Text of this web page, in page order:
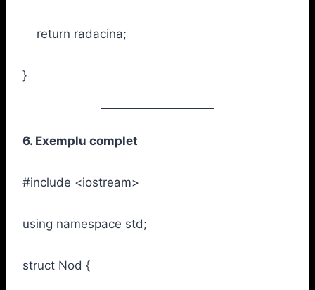
return radacina;
}
6. Exemplu complet
#include <iostream>
using namespace std;
struct Nod {